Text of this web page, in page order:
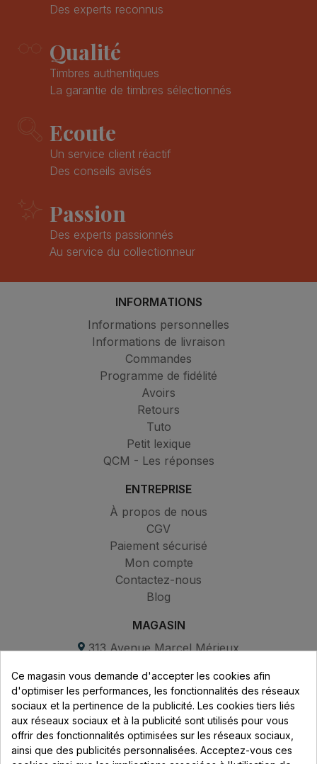
Des experts reconnus
Qualité
Timbres authentiques
La garantie de timbres sélectionnés
Ecoute
Un service client réactif
Des conseils avisés
Passion
Des experts passionnés
Au service du collectionneur
INFORMATIONS
Informations personnelles
Informations de livraison
Commandes
Programme de fidélité
Avoirs
Retours
Tuto
Petit lexique
QCM - Les réponses
ENTREPRISE
À propos de nous
CGV
Paiement sécurisé
Mon compte
Contactez-nous
Blog
MAGASIN
313 Avenue Marcel Mérieux
69530 Brignais
Lundi au vendredi :
8h - 16h
uniquement sur Rendez-vous
Ce magasin vous demande d'accepter les cookies afin
d'optimiser les performances, les fonctionnalités des réseaux
sociaux et la pertinence de la publicité. Les cookies tiers liés
aux réseaux sociaux et à la publicité sont utilisés pour vous
offrir des fonctionnalités optimisées sur les réseaux sociaux,
ainsi que des publicités personnalisées. Acceptez-vous ces